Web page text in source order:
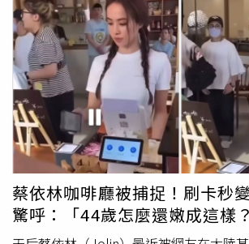
好，擦完後的膚觸滑順到不行，就像幫臉
絲緞面紗。2026 限定版還找來日本繪畫
合作，包裝美得像藝術品，還貼心推出
防曬不僅防護力強，最重要的是它能大
緻度，讓妳的表情看起來更有生氣，是
妳必入手的夢幻逸品。SUQQU 晶采防
50g SPF50+・PA++++／4,000元（圖／
IG）
抹於眼周。當肌膚在白天因乾燥而失去光
瞬間喚回早晨保養後立即上妝般的清新
妝感。特別推薦給不喜歡黏膩感的人使
身體、髮絲或任何部位的肌膚立即補給
和透明感的圓潤外型，恰好握於掌心的
的現代設計適合成為隨身必備的時尚單
澤水光霜 18g／2,050元（圖／品牌提供
日間防護精華日本女生對於「防曬」的
知的秘密。她們深知紫外線是摧毀所有
手。然而，她們追求的防曬，早已超越了
黑」，而是進化到「養膚型防曬」的層
推出的這款「濾鏡美顏日間防護精華」，
體現。它不僅擁有最高規格的防曬係數
生活方式，BEAUTYPLAYER與「one
愛溫暖的插畫風格擦出全新火花，透過
高溶氧技術」將氧氣注入水分子，使其
孔，深層帶走油脂與髒污。O₂胺基酸高
純棉極柔潔膚巾採用100%純棉製成，擁
膚性，溫和不刺激，無論任何膚質都能
高效修護洗面露 160mL／680元、100%
抽／179元。（圖／品牌提供）ALLIE攜
角色「星之卡比」來自日本的高機能防
「高效防曬 × 清爽不黏膩」，今夏驚喜
氣角色「星之卡比」推出2025年限定聯
冒險」為主題，將防曬變得更可愛、更療
蔡依林咖啡廳被捕捉！刷卡秒
驚呼：「44歲怎麼還嫩成這樣？